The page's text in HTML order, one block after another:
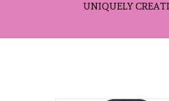
UNIQUELY